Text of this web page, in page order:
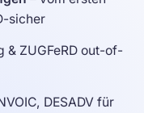
sicher
& ZUGFeRD out-of-
DESADV für